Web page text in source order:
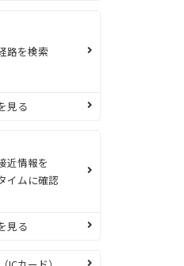
路を検索
見る
近情報を
イムに確認
見る